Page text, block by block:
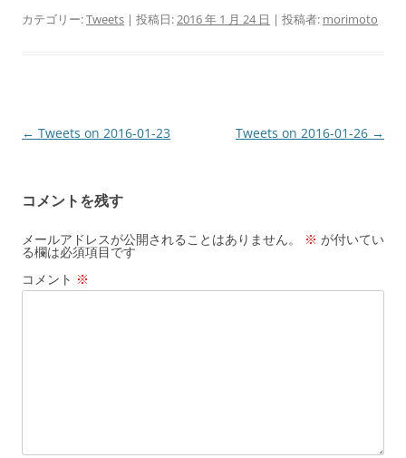
カテゴリー:Tweets | 投稿日:2016 年 1 月 24 日 | 投稿者: morimoto
投
ビ
ゲ
ー
シ
← Tweets on 2016-01-23 Tweets on 2016-01-26 →
コメントを残す
メールアドレスが公開されることはありません。 ※ が付いてい
る欄は必須項目です
コメント ※